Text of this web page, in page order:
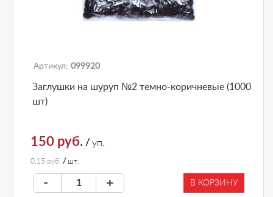
Артикул: 099920
Заглушки на шуруп №2 темно-коричневые (1000
шт)
150 руб. / уп.
0.15 руб. / шт.
- + В КОРЗИНУ